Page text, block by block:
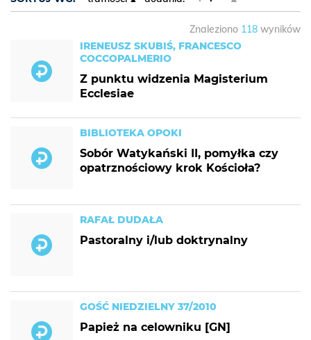
Znaleziono 118 wyników
IRENEUSZ SKUBIŚ, FRANCESCO
COCCOPALMERIO
Z punktu widzenia Magisterium
Ecclesiae
BIBLIOTEKA OPOKI
Sobór Watykański II, pomyłka czy
opatrznościowy krok Kościoła?
RAFAŁ DUDAŁA
Pastoralny i/lub doktrynalny
GOŚĆ NIEDZIELNY 37/2010
Papież na celowniku [GN]